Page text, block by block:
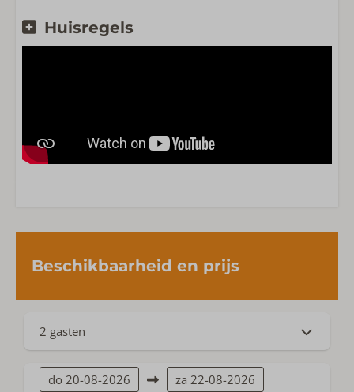
Huisregels
Beschikbaarheid en prijs
2 gasten
do 20-08-2026 za 22-08-2026